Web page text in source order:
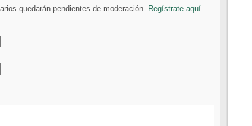
quedarán pendientes de moderación. Regístrate aquí.